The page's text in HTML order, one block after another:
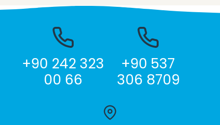
+90 242 323
00 66
+90 537
306 8709